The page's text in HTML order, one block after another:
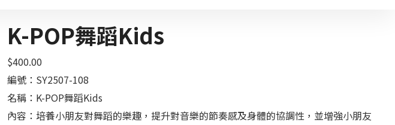
K-POP舞蹈Kids
$400.00
編號：SY2507-108
名稱：K-POP舞蹈Kids
內容：培養小朋友對舞蹈的樂趣，提升對音樂的節奏感及身體的協調性，並增強小朋友